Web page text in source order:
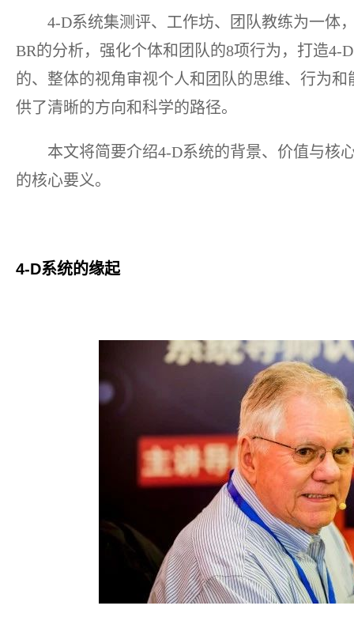
4-D系统集测评、工作坊、团队教练为一体
BR的分析，强化个体和团队的8项行为，打造4-
的、整体的视角审视个人和团队的思维、行为
供了清晰的方向和科学的路径。
本文将简要介绍4-D系统的背景、价值与核
的核心要义。
4-D系统的缘起